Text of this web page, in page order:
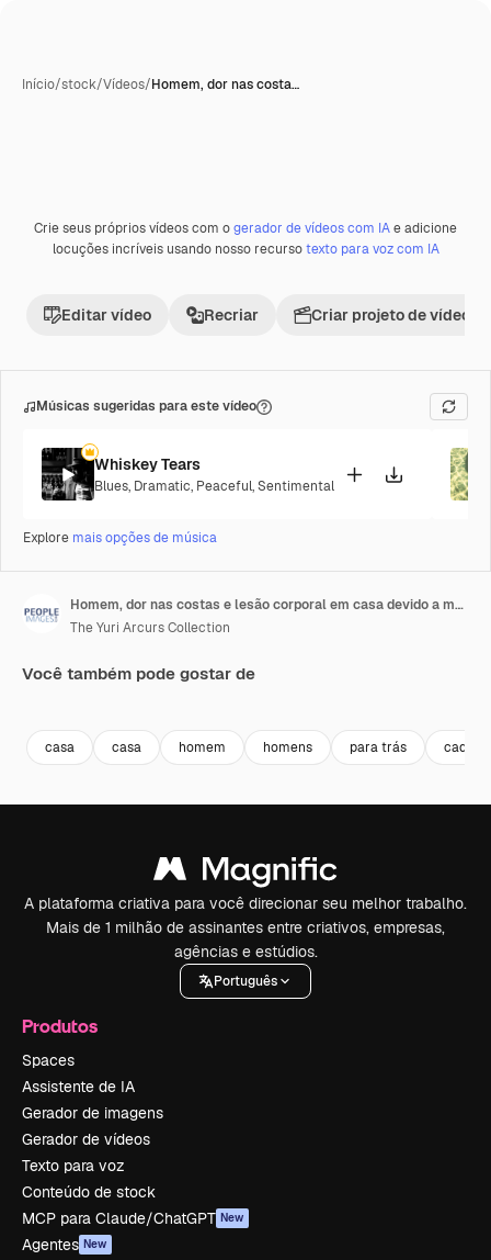
Início/stock/Vídeos/Homem, dor nas costa…
Premium
Crie seus próprios vídeos com ogerador de vídeos com IAe adicione
locuções incríveis usando nosso recursotexto para voz com IA
Editar vídeo Recriar Criar projeto de vídeo
Músicas sugeridas para este vídeo
Whiskey Tears
Blues, Dramatic, Peaceful,Sentimental
Explore mais opções de música
Homem, dor nas costas e lesão corporal em casa devido a má postura
The Yuri Arcurs Collection
Você também pode gostar de
casa casa homem homens para trás cadeira
A plataforma criativa para você direcionar seu melhor trabalho.
Mais de 1 milhão de assinantes entre criativos, empresas,
agências e estúdios.
Português
Produtos
Spaces
Assistente de IA
Gerador de imagens
Gerador de vídeos
Texto para voz
Conteúdo de stock
MCP para Claude/ChatGPT New
Agentes New